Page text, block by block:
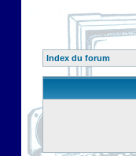
Index du forum